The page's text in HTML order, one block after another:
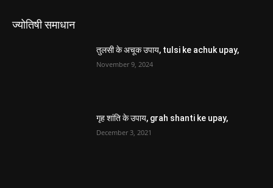
ज्योतिषी समाधान
तुलसी के अचूक उपाय, tulsi ke achuk upay,
November 9, 2024
गृह शांति के उपाय, grah shanti ke upay,
December 3, 2021